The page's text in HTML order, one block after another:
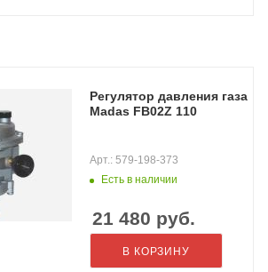
Регулятор давления газа
Madas FB02Z 110
Есть в наличии
Арт.: 579-198-373
21 480 руб.
В КОРЗИНУ